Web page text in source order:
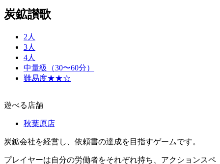
炭鉱讃歌
2人
3人
4人
中量級（30〜60分）
難易度★★☆
遊べる店舗
秋葉原店
炭鉱会社を経営し、依頼書の達成を目指すゲームです。
プレイヤーは自分の労働者をそれぞれ持ち、アクションスペ